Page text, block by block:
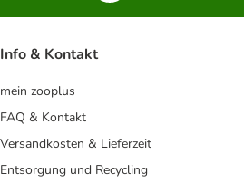
Info & Kontakt
mein zooplus
FAQ & Kontakt
Versandkosten & Lieferzeit
Entsorgung und Recycling